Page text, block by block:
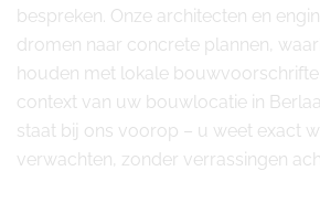
bespreken. Onze architecten en
dromen naar concrete plannen,
houden met lokale
context van uw bouwlocatie in
staat bij ons voorop – u weet exact
verwachten, zonder verrassingen